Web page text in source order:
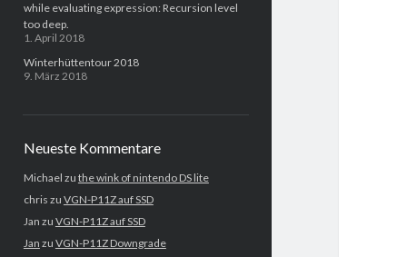
while evaluating expression: Recursion level
too deep.
1. April 2018
Winterhüttentour 2018
9. März 2018
Neueste Kommentare
Michael zu the wink of nintendo DS lite
chris zu VGN-P11Z auf SSD
Jan zu VGN-P11Z auf SSD
Jan zu VGN-P11Z Downgrade